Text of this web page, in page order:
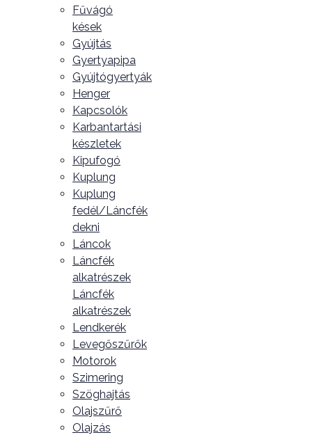
Fűvágó
kések
Gyújtás
Gyertyapipa
Gyújtógyertyák
Henger
Kapcsolók
Karbantartási
készletek
Kipufogó
Kuplung
Kuplung
fedél/Láncfék
dekni
Láncok
Láncfék
alkatrészek
Láncfék
alkatrészek
Lendkerék
Levegőszűrők
Motorok
Szimering
Szöghajtás
Olajszűrő
Olajzás